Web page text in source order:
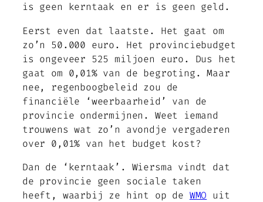
is geen kerntaak en er is geen geld.
Eerst even dat laatste. Het gaat om
zo’n 50.000 euro. Het provinciebudget
is ongeveer 525 miljoen euro. Dus het
gaat om 0,01% van de begroting. Maar
nee, regenboogbeleid zou de
financiële ‘weerbaarheid’ van de
provincie ondermijnen. Weet iemand
trouwens wat zo’n avondje vergaderen
over 0,01% van het budget kost?
Dan de ‘kerntaak’. Wiersma vindt dat
de provincie geen sociale taken
heeft, waarbij ze hint op de WMO uit